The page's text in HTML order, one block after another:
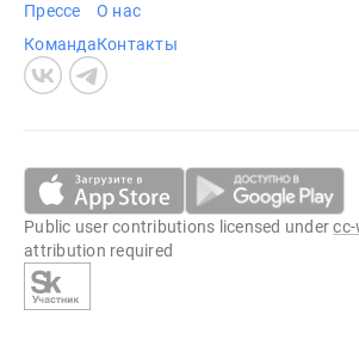
Прессе
Команда
О нас
Контакты
Public user contributions licensed under
attribution required